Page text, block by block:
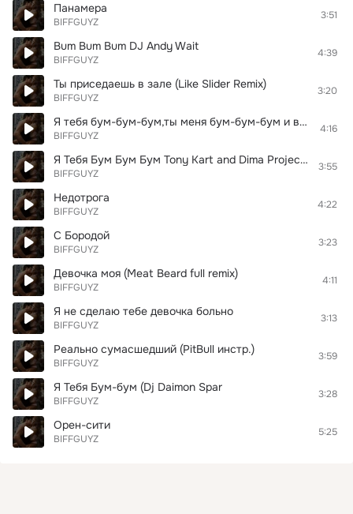
Панамера
BIFFGUYZ
3:51
Bum Bum Bum DJ Andy Wait
BIFFGUYZ
4:39
Ты приседаешь в зале (Like Slider Remix)
BIFFGUYZ
3:20
Я тебя бум-бум-бум,ты меня бум-бум-бум и вместе бум-бум-бум,с тобою бум-бум бум,текила бум-бум-бум,п
BIFFGUYZ
4:16
Я Тебя Бум Бум Бум Tony Kart and Dima Project & DJ DRON remix
BIFFGUYZ
3:55
Недотрога
BIFFGUYZ
4:22
С Бородой
BIFFGUYZ
3:23
Девочка моя (Meat Beard full remix)
BIFFGUYZ
4:11
Я не сделаю тебе девочка больно
BIFFGUYZ
3:13
Реально сумасшедший (PitBull инстр.)
BIFFGUYZ
3:59
Я Тебя Бум-бум (Dj Daimon Spar
BIFFGUYZ
3:28
Орен-сити
BIFFGUYZ
5:25